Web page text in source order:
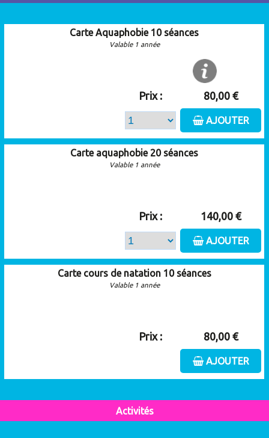
Carte Aquaphobie 10 séances
Valable 1 année
Prix : 80,00 €
AJOUTER
Carte aquaphobie 20 séances
Valable 1 année
Prix : 140,00 €
AJOUTER
Carte cours de natation 10 séances
Valable 1 année
Prix : 80,00 €
AJOUTER
Activités